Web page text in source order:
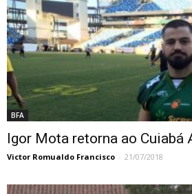
BFA
Igor Mota retorna ao Cuiabá
Victor Romualdo Francisco - 21/07/2018